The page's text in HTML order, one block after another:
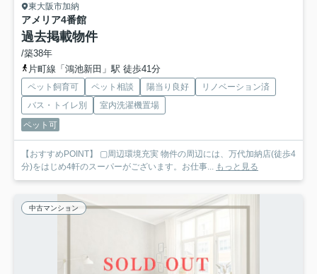
東大阪市加納
アメリア4番館
過去掲載物件
/築38年
片町線「鴻池新田」駅 徒歩41分
ペット飼育可 ペット相談 陽当り良好
リノベーション済
バス・トイレ別
室内洗濯機置場
ペット可
【おすすめPOINT】 ▢周辺環境充実 物件の周辺には、万代加納店(徒歩4
分)をはじめ4軒のスーパーがございます。お仕事... もっと見る
中古マンション